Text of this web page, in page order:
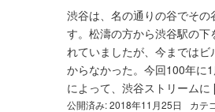
渋谷は、名の通りの谷でその
す。松濤の方から渋谷駅の
れていましたが、今までは
からなかった。今回100年に
によって、渋谷ストリーム
公開済み: 2018年11月25日 カテ